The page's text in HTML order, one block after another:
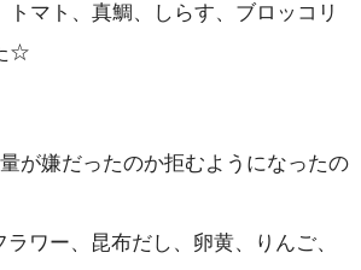
マト、真鯛、しらす、ブロッコリ
☆
が嫌だったのか拒むようになったの
ワー、昆布だし、卵黄、りんご、